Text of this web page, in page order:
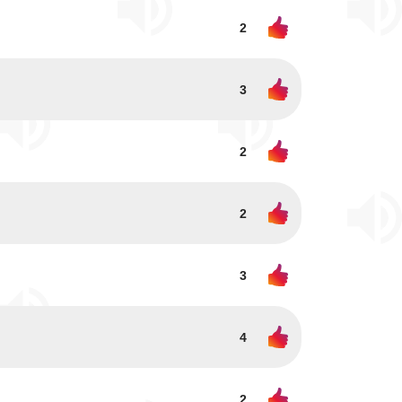
2
3
2
2
3
4
2